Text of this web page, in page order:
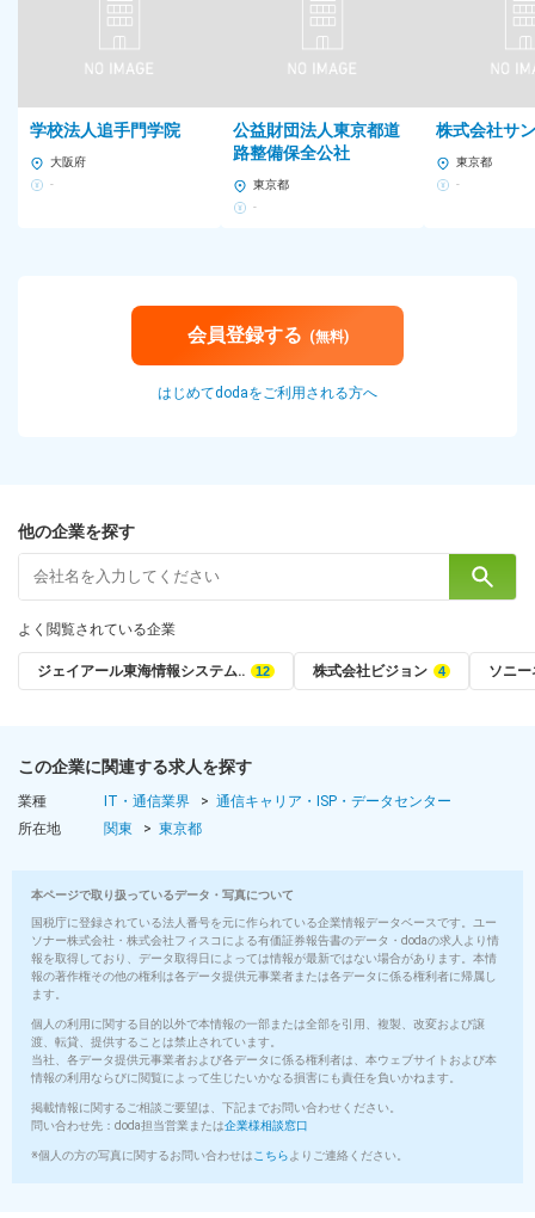
学校法人追手門学院
大阪府
-
公益財団法人東京都道
路整備保全公社
東京都
-
株式会社サ
東京都
-
会員登録する (無料)
はじめてdodaをご利用される方へ
他の企業を探す
よく閲覧されている企業
ジェイアール東海情報システム‥ 株式会社ビジョン ソニ
この企業に関連する求人を探す
業種 IT・通信業界
通信キャリア・ISP・データセンター
所在地
関東 東京都
本ページで取り扱っているデータ・写真について
国税庁に登録されている法人番号を元に作られている企業情報データベースです。ユー
ソナー株式会社・株式会社フィスコによる有価証券報告書のデータ・dodaの求人より情
報を取得しており、データ取得日によっては情報が最新ではない場合があります。本情
報の著作権その他の権利は各データ提供元事業者または各データに係る権利者に帰属し
ます。
個人の利用に関する目的以外で本情報の一部または全部を引用、複製、改変および譲
渡、転貸、提供することは禁止されています。
当社、各データ提供元事業者および各データに係る権利者は、本ウェブサイトおよび本
情報の利用ならびに閲覧によって生じたいかなる損害にも責任を負いかねます。
掲載情報に関するご相談ご要望は、下記までお問い合わせください。
問い合わせ先：doda担当営業または企業様相談窓口
※個人の方の写真に関するお問い合わせは こちら よりご連絡ください。